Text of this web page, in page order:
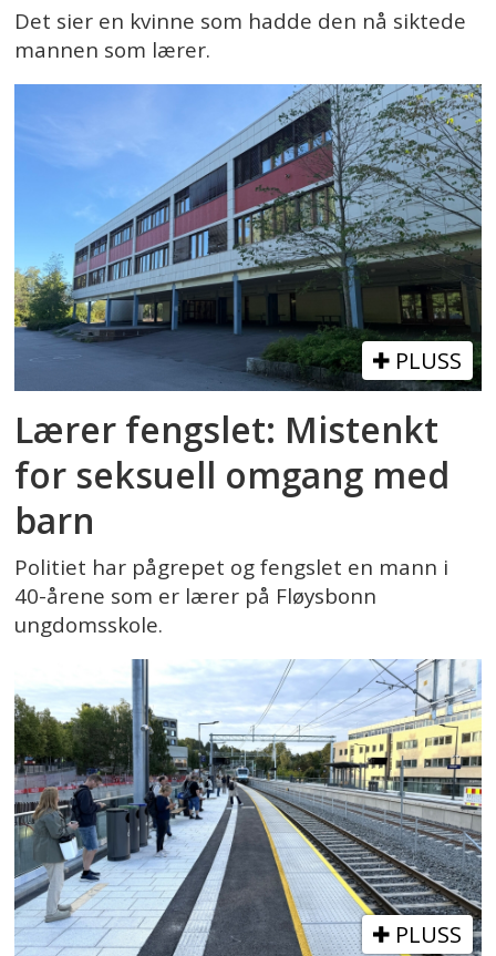
Det sier en kvinne som hadde den nå siktede
mannen som lærer.
PLUSS
Lærer fengslet: Mistenkt
for seksuell omgang med
barn
Politiet har pågrepet og fengslet en mann i
40-årene som er lærer på Fløysbonn
ungdomsskole.
PLUSS